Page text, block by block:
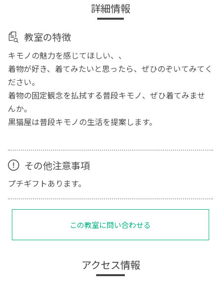
詳細情報
教室の特徴
キモノの魅力を感じてほしい、、
着物が好き、着てみたいと思ったら、ぜひのぞいてみてく
ださい。
着物の固定観念を払拭する普段キモノ、ぜひ着てみませ
んか。
黒猫屋は普段キモノの生活を提案します。
その他注意事項
プチギフトあります。
この教室に問い合わせる
アクセス情報